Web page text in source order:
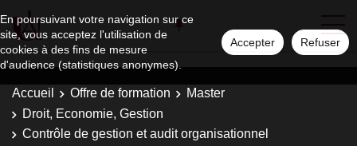
En poursuivant votre navigation sur ce
site, vous acceptez l'utilisation de
cookies à des fins de mesure
d'audience (statistiques anonymes).
Accepter Refuser
Accueil Offre de formation
Master
Droit, Economie, Gestion
Contrôle de gestion et audit organisationnel